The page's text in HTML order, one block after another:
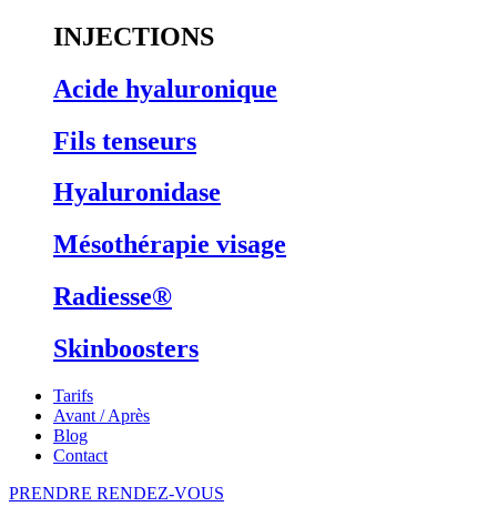
INJECTIONS
Acide hyaluronique
Fils tenseurs
Hyaluronidase
Mésothérapie visage
Radiesse®
Skinboosters
Tarifs
Avant / Après
Blog
Contact
PRENDRE RENDEZ-VOUS